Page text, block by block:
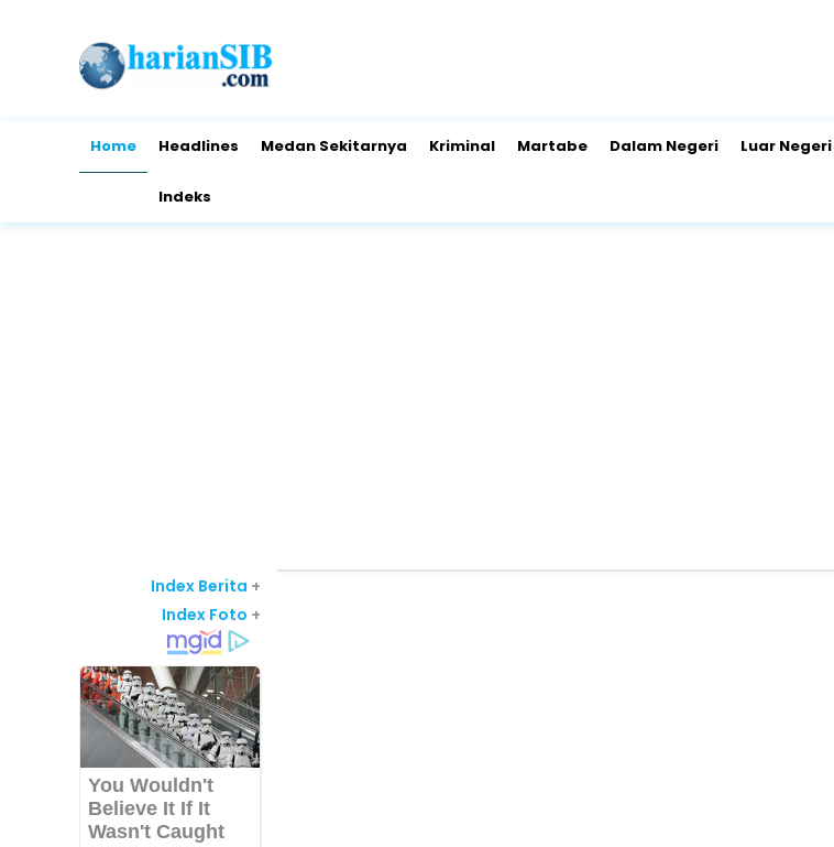
Home Headlines Medan Sekitarnya Kriminal Martabe Dalam Negeri Luar Negeri
Indeks
Index Berita +
Index Foto +